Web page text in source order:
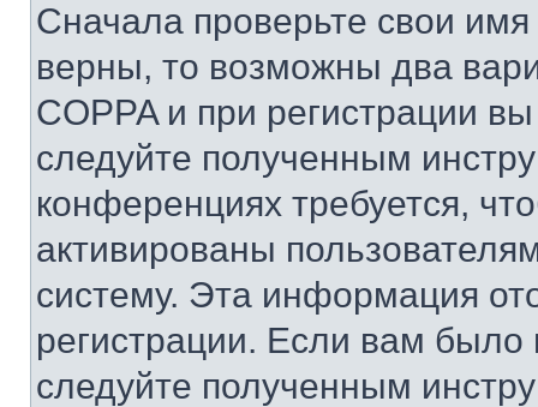
Сначала проверьте свои
верны, то возможны два
COPPA и при регистрации
следуйте полученным
конференциях требуется,
активированы
систему. Эта информация
регистрации. Если вам
следуйте полученным